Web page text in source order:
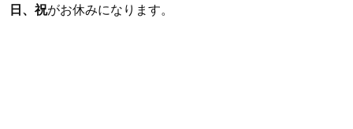
日、祝がお休みになります。